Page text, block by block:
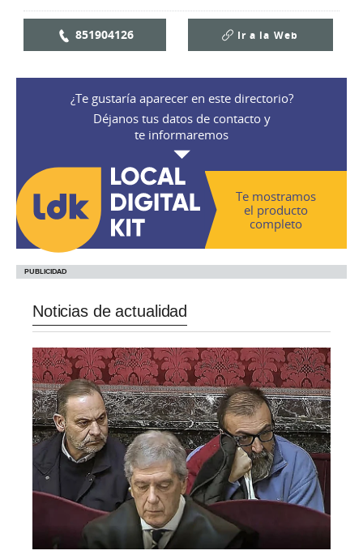
851904126 Ir a la Web
¿Te gustaría aparecer en este directorio?
Déjanos tus datos de contacto y
te informaremos
Te mostramos
el producto
completo
Noticias de actualidad